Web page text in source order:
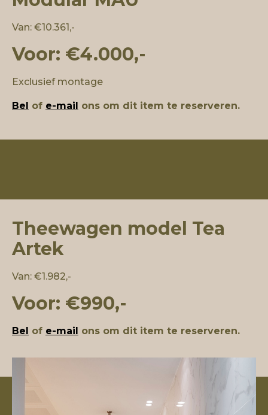
Van: €10.361,-
Voor: €4.000,-
Exclusief montage
Bel of e-mail ons om dit item te reserveren.
Theewagen model Tea
Artek
Van: €1.982,-
Voor: €990,-
Bel of e-mail ons om dit item te reserveren.